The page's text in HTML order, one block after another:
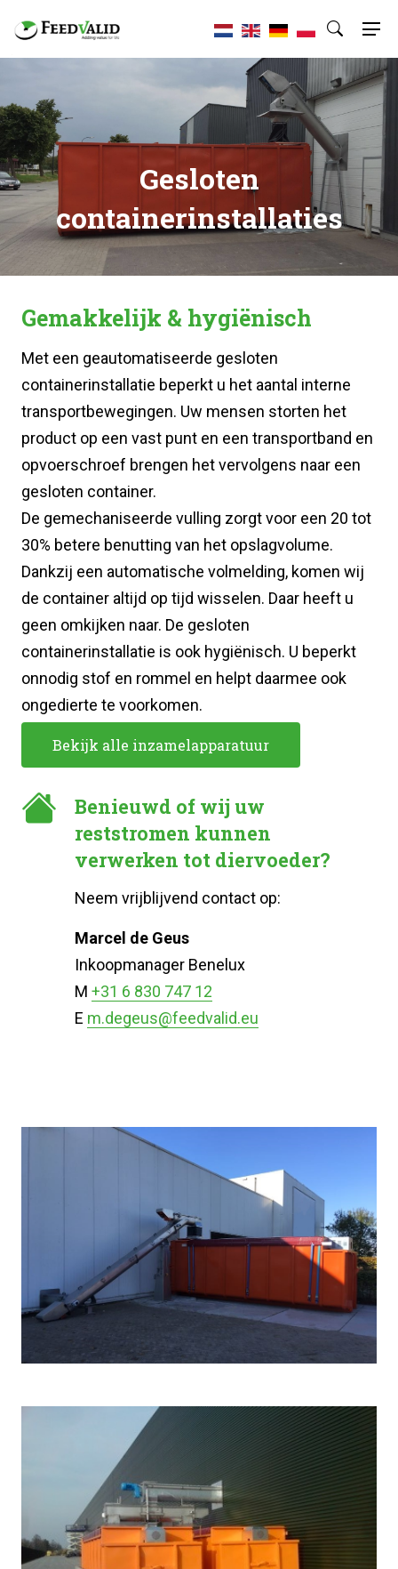
Gesloten
containerinstallaties
Gemakkelijk & hygiënisch
Met een geautomatiseerde gesloten
containerinstallatie beperkt u het aantal interne
transportbewegingen. Uw mensen storten het
product op een vast punt en een transportband en
opvoerschroef brengen het vervolgens naar een
gesloten container.
De gemechaniseerde vulling zorgt voor een 20 tot
30% betere benutting van het opslagvolume.
Dankzij een automatische volmelding, komen wij
de container altijd op tijd wisselen. Daar heeft u
geen omkijken naar. De gesloten
containerinstallatie is ook hygiënisch. U beperkt
onnodig stof en rommel en helpt daarmee ook
ongedierte te voorkomen.
Bekijk alle inzamelapparatuur
Benieuwd of wij uw
reststromen kunnen
verwerken tot diervoeder?
Neem vrijblijvend contact op:
Marcel de Geus
Inkoopmanager Benelux
M +31 6 830 747 12
E m.degeus@feedvalid.eu